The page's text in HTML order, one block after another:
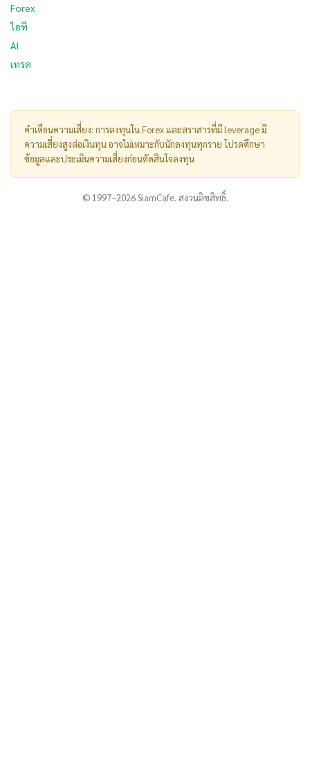
Forex
ไอที
AI
เทรด
คำเตือนความเสี่ยง: การลงทุนใน Forex และตราสารที่มี leverage มี
ความเสี่ยงสูงต่อเงินทุน อาจไม่เหมาะกับนักลงทุนทุกราย โปรดศึกษา
ข้อมูลและประเมินความเสี่ยงก่อนตัดสินใจลงทุน
© 1997–2026 SiamCafe. สงวนลิขสิทธิ์.